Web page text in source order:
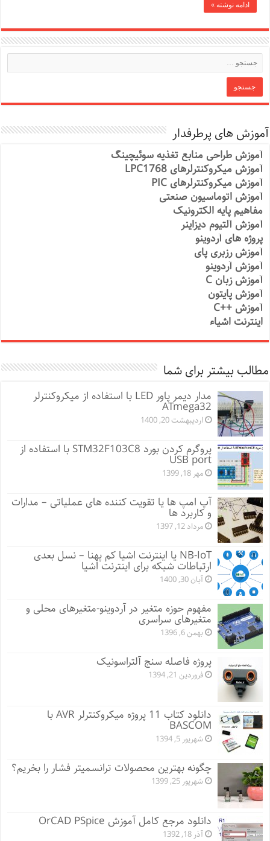
ادامه نوشته »
آموزش های پرطرفدار
آموزش طراحی منابع تغذیه سوئیچینگ
آموزش میکروکنترلرهای LPC1768
آموزش میکروکنترلرهای PIC
آموزش اتوماسیون صنعتی
مفاهیم پایه الکترونیک
آموزش آلتیوم دیزاینر
پروژه های آردوینو
آموزش رزبری پای
آموزش آردوینو
آموزش زبان C
آموزش پایتون
آموزش ++C
اینترنت اشیاء
مطالب بیشتر برای شما
مدار دیمر پاور LED با استفاده از میکروکنترلر
ATmega32
اردیبهشت 20, 1400
پروگرم کردن بورد STM32F103C8 با استفاده از
USB port
مهر 18, 1399
آپ امپ ها یا تقویت کننده های عملیاتی – مدارات
و کاربرد ها
مرداد 12, 1397
NB-IoT یا اینترنت اشیا کم پهنا – نسل بعدی
ارتباطات شبکه برای اینترنت اشیا
آبان 30, 1400
مفهوم حوزه متغیر در آردوینو-متغیرهای محلی و
متغیرهای سراسری
بهمن 6, 1396
پروژه فاصله سنج آلتراسونیک
فروردین 21, 1394
دانلود کتاب 11 پروژه میکروکنترلر AVR با
BASCOM
شهریور 5, 1394
چگونه بهترین محصولات ترانسمیتر فشار را بخریم؟
شهریور 25, 1399
دانلود مرجع کامل آموزش OrCAD PSpice
آذر 18, 1392